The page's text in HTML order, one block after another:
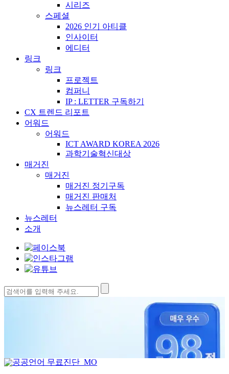
시리즈
스페셜
2026 인기 아티클
인사이터
에디터
링크
링크
프로젝트
컴퍼니
IP : LETTER 구독하기
CX 트렌드 리포트
어워드
어워드
ICT AWARD KOREA 2026
과학기술혁신대상
매거진
매거진
매거진 정기구독
매거진 판매처
뉴스레터 구독
뉴스레터
소개
검
색: